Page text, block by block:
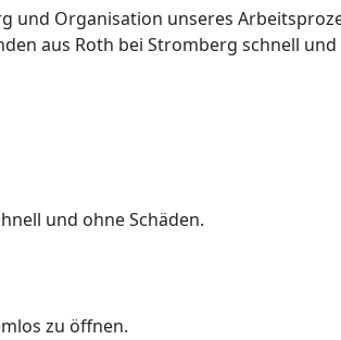
Organisation unseres
aus Roth bei Stromberg schnell
und ohne Schäden.
zu öffnen.